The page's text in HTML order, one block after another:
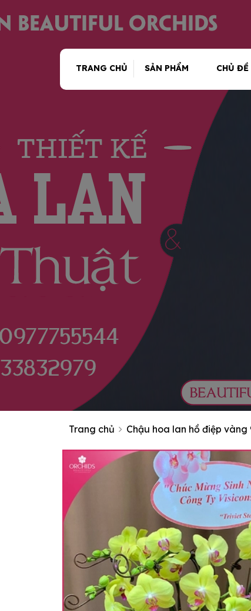
TRANG CHỦ SẢN PHẨM CHỦ ĐỀ
Trang chủ Chậu hoa lan hồ điệp vàng